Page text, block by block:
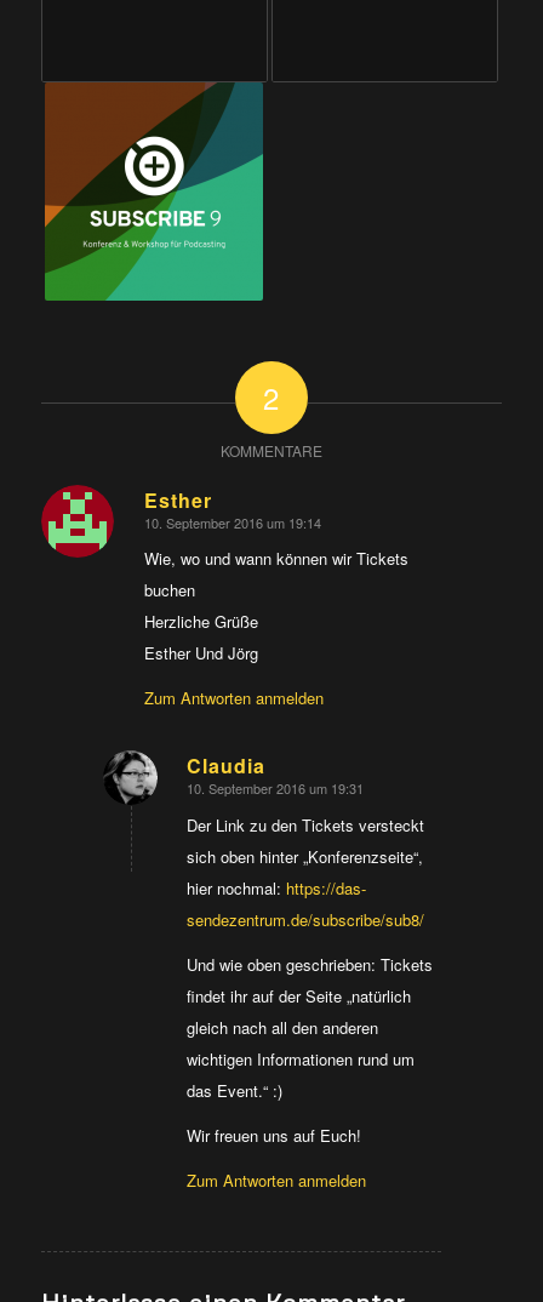
2
KOMMENTARE
Esther
sagte:
10. September 2016 um 19:14
Wie, wo und wann können wir Tickets
buchen
Herzliche Grüße
Esther Und Jörg
Zum Antworten anmelden
Claudia
sagte:
10. September 2016 um 19:31
Der Link zu den Tickets versteckt
sich oben hinter „Konferenzseite“,
hier nochmal: https://das-
sendezentrum.de/subscribe/sub8/
Und wie oben geschrieben: Tickets
findet ihr auf der Seite „natürlich
gleich nach all den anderen
wichtigen Informationen rund um
das Event.“ :)
Wir freuen uns auf Euch!
Zum Antworten anmelden